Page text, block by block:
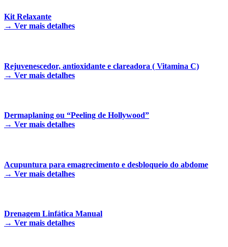
Kit Relaxante
→ Ver mais detalhes
Rejuvenescedor, antioxidante e clareadora ( Vitamina C)
→ Ver mais detalhes
Dermaplaning ou “Peeling de Hollywood”
→ Ver mais detalhes
Acupuntura para emagrecimento e desbloqueio do abdome
→ Ver mais detalhes
Drenagem Linfática Manual
→ Ver mais detalhes